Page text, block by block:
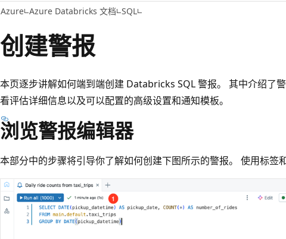
Azure Azure Databricks 文档 SQL
创建警报
本页逐步讲解如何端到端创建 Databricks SQL 警报。 其中介绍了
看评估详细信息以及可以配置的高级设置和通知模板。
浏览警报编辑器
本部分中的步骤将引导你了解如何创建下图所示的警报。 使用标签